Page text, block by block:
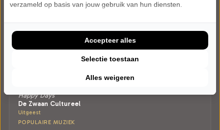
ZATERDAG 26 SEPTEMBER 2026 • 20:15 UUR
Happy Days
De Zwaan Cultureel
Uitgeest
POPULAIRE MUZIEK
verzameld op basis van jouw gebruik van hun diensten.
Alles weigeren
Selectie toestaan
Accepteer alles